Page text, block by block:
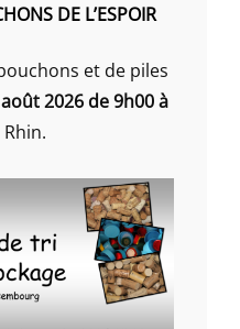
DE L’ESPOIR
et de piles
2026 de 9h00 à